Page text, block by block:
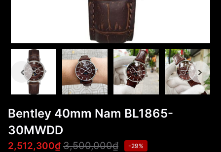
Bentley 40mm Nam BL1865-
30MWDD
2,512,300₫ 3,500,000₫ -29%